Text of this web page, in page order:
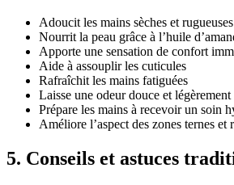
Adoucit les mains sèches et rugueuses
Nourrit la peau grâce à l’huile
Apporte une sensation de confort
Aide à assouplir les cuticules
Rafraîchit les mains fatiguées
Laisse une odeur douce et
Prépare les mains à recevoir un soin
Améliore l’aspect des zones ternes et
5. Conseils et astuces